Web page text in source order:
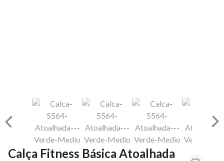
Calça Fitness Básica Atoalhada